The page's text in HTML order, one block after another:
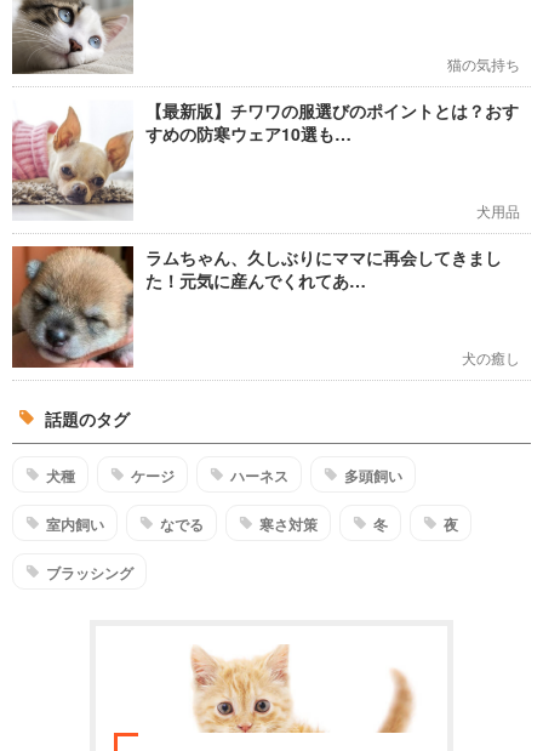
猫の気持ち
【最新版】チワワの服選びのポイントとは？おす
すめの防寒ウェア10選も…
犬用品
ラムちゃん、久しぶりにママに再会してきまし
た！元気に産んでくれてあ…
犬の癒し
話題のタグ
犬種 ケージ ハーネス 多頭飼い
室内飼い なでる 寒さ対策 冬 夜
ブラッシング